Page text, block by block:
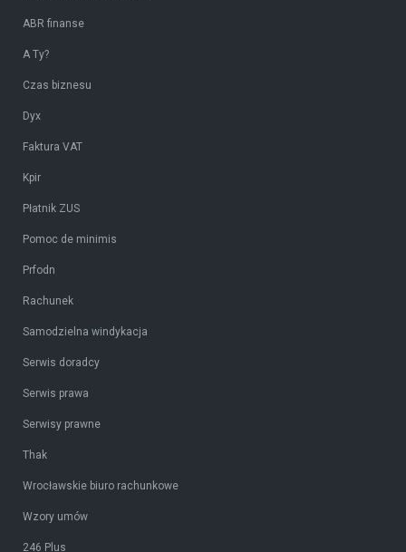
ABR finanse
A Ty?
Czas biznesu
Dyx
Faktura VAT
Kpir
Płatnik ZUS
Pomoc de minimis
Prfodn
Rachunek
Samodzielna windykacja
Serwis doradcy
Serwis prawa
Serwisy prawne
Thak
Wrocławskie biuro rachunkowe
Wzory umów
246 Plus